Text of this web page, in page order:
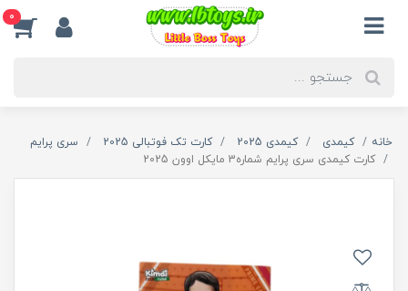
0
خانه کیمدی کیمدی 2025 کارت تک فوتبالی 2025
سری پرایم
کارت کیمدی سری پرایم شماره3 مایکل اوون 2025